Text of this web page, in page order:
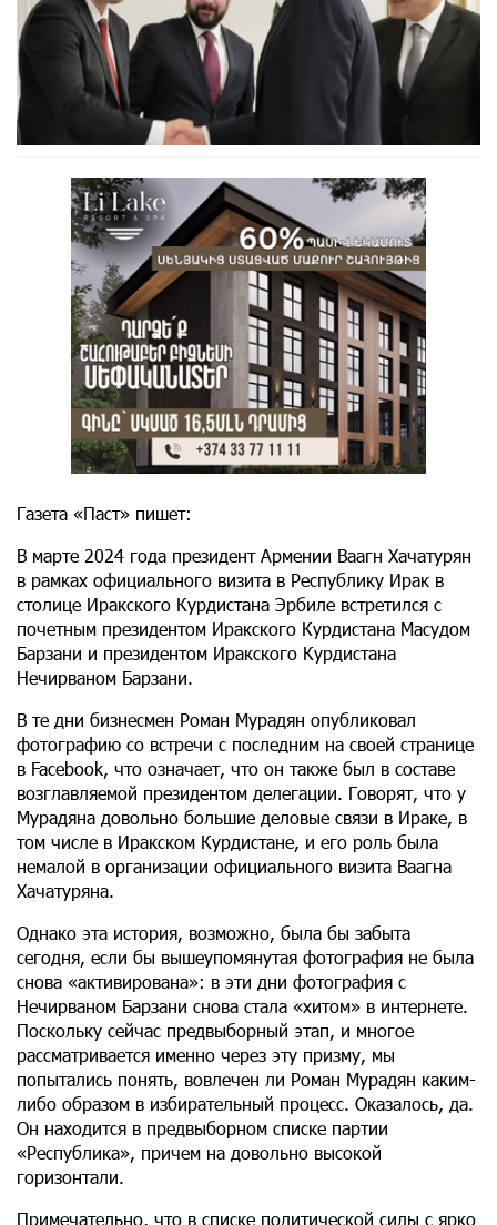
Газета «Паст» пишет։
В марте 2024 года президент Армении Ваагн Хачатурян
в рамках официального визита в Республику Ирак в
столице Иракского Курдистана Эрбиле встретился с
почетным президентом Иракского Курдистана Масудом
Барзани и президентом Иракского Курдистана
Нечирваном Барзани.
В те дни бизнесмен Роман Мурадян опубликовал
фотографию со встречи с последним на своей странице
в Facebook, что означает, что он также был в составе
возглавляемой президентом делегации. Говорят, что у
Мурадяна довольно большие деловые связи в Ираке, в
том числе в Иракском Курдистане, и его роль была
немалой в организации официального визита Ваагна
Хачатуряна.
Однако эта история, возможно, была бы забыта
сегодня, если бы вышеупомянутая фотография не была
снова «активирована»: в эти дни фотография с
Нечирваном Барзани снова стала «хитом» в интернете.
Поскольку сейчас предвыборный этап, и многое
рассматривается именно через эту призму, мы
попытались понять, вовлечен ли Роман Мурадян каким-
либо образом в избирательный процесс. Оказалось, да.
Он находится в предвыборном списке партии
«Республика», причем на довольно высокой
горизонтали.
Примечательно, что в списке политической силы с ярко